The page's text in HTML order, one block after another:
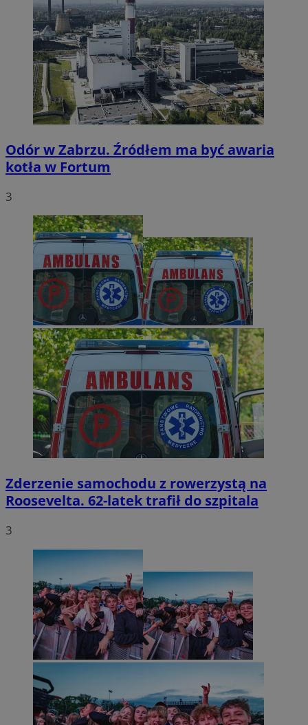
Odór w Zabrzu. Źródłem ma być awaria
kotła w Fortum
3
Zderzenie samochodu z rowerzystą na
Roosevelta. 62-latek trafił do szpitala
3